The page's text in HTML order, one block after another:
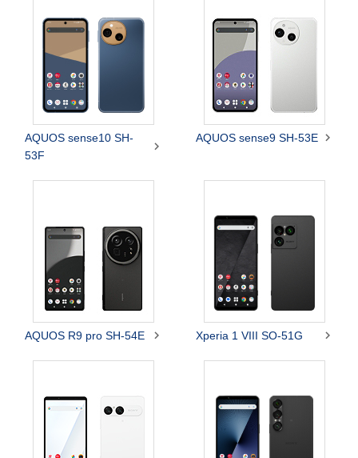
AQUOS sense10 SH-
53F

AQUOS sense9 SH-53E 
AQUOS R9 pro SH-54E  Xperia 1 VIII SO-51G 